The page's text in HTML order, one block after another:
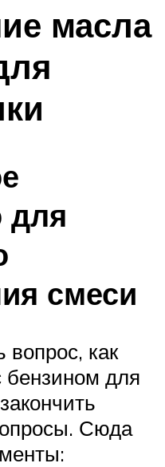
масла
для
смеси
как
для
Сюда